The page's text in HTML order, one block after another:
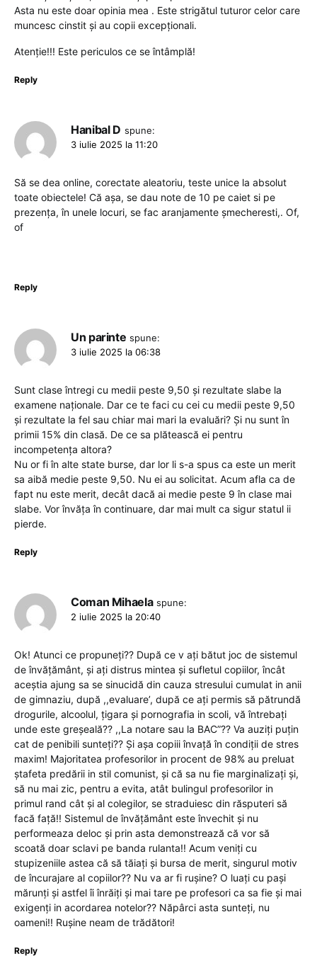
Asta nu este doar opinia mea . Este strigătul tuturor celor care
muncesc cinstit și au copii excepționali.
Atenție!!! Este periculos ce se întâmplă!
Reply
Hanibal D spune:
3 iulie 2025 la 11:20
Să se dea online, corectate aleatoriu, teste unice la absolut
toate obiectele! Că așa, se dau note de 10 pe caiet si pe
prezența, în unele locuri, se fac aranjamente șmecheresti,. Of,
of
Reply
Un parinte spune:
3 iulie 2025 la 06:38
Sunt clase întregi cu medii peste 9,50 și rezultate slabe la
examene naționale. Dar ce te faci cu cei cu medii peste 9,50
și rezultate la fel sau chiar mai mari la evaluări? Și nu sunt în
primii 15% din clasă. De ce sa plătească ei pentru
incompetența altora?
Nu or fi în alte state burse, dar lor li s-a spus ca este un merit
sa aibă medie peste 9,50. Nu ei au solicitat. Acum afla ca de
fapt nu este merit, decât dacă ai medie peste 9 în clase mai
slabe. Vor învăța în continuare, dar mai mult ca sigur statul ii
pierde.
Reply
Coman Mihaela spune:
2 iulie 2025 la 20:40
Ok! Atunci ce propuneți?? După ce v ați bătut joc de sistemul
de învățământ, și ați distrus mintea și sufletul copiilor, încât
aceștia ajung sa se sinucidă din cauza stresului cumulat in anii
de gimnaziu, după ,,evaluare’, după ce ați permis să pătrundă
drogurile, alcoolul, țigara și pornografia in scoli, vă întrebați
unde este greșeală?? ,,La notare sau la BAC”?? Va auziți puțin
cat de penibili sunteți?? Și așa copiii învață în condiții de stres
maxim! Majoritatea profesorilor in procent de 98% au preluat
ștafeta predării in stil comunist, și că sa nu fie marginalizați și,
să nu mai zic, pentru a evita, atât bulingul profesorilor in
primul rand cât și al colegilor, se straduiesc din răsputeri să
facă față!! Sistemul de învățământ este învechit și nu
performeaza deloc și prin asta demonstrează că vor să
scoată doar sclavi pe banda rulanta!! Acum veniți cu
stupizeniile astea că să tăiați și bursa de merit, singurul motiv
de încurajare al copiilor?? Nu va ar fi rușine? O luați cu pași
mărunți și astfel îi înrăiți și mai tare pe profesori ca sa fie și mai
exigenți in acordarea notelor?? Năpârci asta sunteți, nu
oameni!! Rușine neam de trădători!
Reply